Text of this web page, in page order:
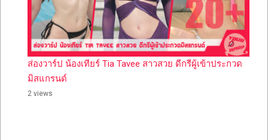
ส่องวาร์ป น้องเทียร์ Tia Tavee สาวสวย ดีกรีผู้เข้าประกวด
มิสแกรนด์
2 views